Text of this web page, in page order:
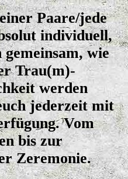
Paare/jede
individuell,
wie
Trau(m)-
werden
jederzeit mit
Vom
bis zur
Zeremonie.